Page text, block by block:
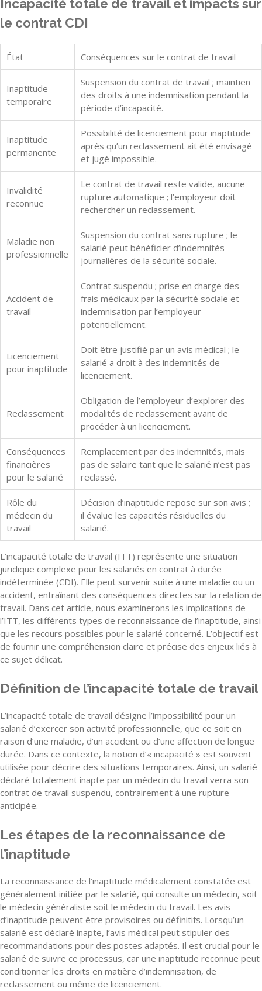
Incapacité totale de travail et impacts sur
le contrat CDI
État Conséquences sur le contrat de travail
Inaptitude
temporaire
Suspension du contrat de travail ; maintien
des droits à une indemnisation pendant la
période d’incapacité.
Inaptitude
permanente
Possibilité de licenciement pour inaptitude
après qu’un reclassement ait été envisagé
et jugé impossible.
Invalidité
reconnue
Le contrat de travail reste valide, aucune
rupture automatique ; l’employeur doit
rechercher un reclassement.
Maladie non
professionnelle
Suspension du contrat sans rupture ; le
salarié peut bénéficier d’indemnités
journalières de la sécurité sociale.
Accident de
travail
Contrat suspendu ; prise en charge des
frais médicaux par la sécurité sociale et
indemnisation par l’employeur
potentiellement.
Licenciement
pour inaptitude
Doit être justifié par un avis médical ; le
salarié a droit à des indemnités de
licenciement.
Reclassement
Obligation de l’employeur d’explorer des
modalités de reclassement avant de
procéder à un licenciement.
Conséquences
financières
pour le salarié
Remplacement par des indemnités, mais
pas de salaire tant que le salarié n’est pas
reclassé.
Rôle du
médecin du
travail
Décision d’inaptitude repose sur son avis ;
il évalue les capacités résiduelles du
salarié.
L’incapacité totale de travail (ITT) représente une situation
juridique complexe pour les salariés en contrat à durée
indéterminée (CDI). Elle peut survenir suite à une maladie ou un
accident, entraînant des conséquences directes sur la relation de
travail. Dans cet article, nous examinerons les implications de
l’ITT, les différents types de reconnaissance de l’inaptitude, ainsi
que les recours possibles pour le salarié concerné. L’objectif est
de fournir une compréhension claire et précise des enjeux liés à
ce sujet délicat.
Définition de l’incapacité totale de travail
L’incapacité totale de travail désigne l’impossibilité pour un
salarié d’exercer son activité professionnelle, que ce soit en
raison d’une maladie, d’un accident ou d’une affection de longue
durée. Dans ce contexte, la notion d’« incapacité » est souvent
utilisée pour décrire des situations temporaires. Ainsi, un salarié
déclaré totalement inapte par un médecin du travail verra son
contrat de travail suspendu, contrairement à une rupture
anticipée.
Les étapes de la reconnaissance de
l’inaptitude
La reconnaissance de l’inaptitude médicalement constatée est
généralement initiée par le salarié, qui consulte un médecin, soit
le médecin généraliste soit le médecin du travail. Les avis
d’inaptitude peuvent être provisoires ou définitifs. Lorsqu’un
salarié est déclaré inapte, l’avis médical peut stipuler des
recommandations pour des postes adaptés. Il est crucial pour le
salarié de suivre ce processus, car une inaptitude reconnue peut
conditionner les droits en matière d’indemnisation, de
reclassement ou même de licenciement.